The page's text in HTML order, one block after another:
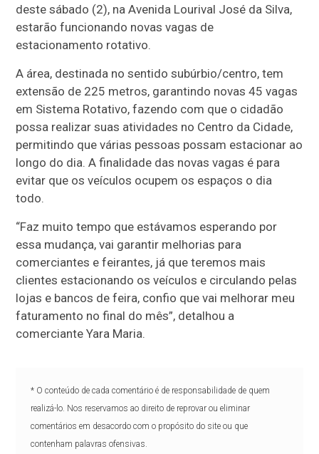
deste sábado (2), na Avenida Lourival José da Silva,
estarão funcionando novas vagas de
estacionamento rotativo.
A área, destinada no sentido subúrbio/centro, tem
extensão de 225 metros, garantindo novas 45 vagas
em Sistema Rotativo, fazendo com que o cidadão
possa realizar suas atividades no Centro da Cidade,
permitindo que várias pessoas possam estacionar ao
longo do dia. A finalidade das novas vagas é para
evitar que os veículos ocupem os espaços o dia
todo.
“Faz muito tempo que estávamos esperando por
essa mudança, vai garantir melhorias para
comerciantes e feirantes, já que teremos mais
clientes estacionando os veículos e circulando pelas
lojas e bancos de feira, confio que vai melhorar meu
faturamento no final do mês”, detalhou a
comerciante Yara Maria.
* O conteúdo de cada comentário é de responsabilidade de quem
realizá-lo. Nos reservamos ao direito de reprovar ou eliminar
comentários em desacordo com o propósito do site ou que
contenham palavras ofensivas.